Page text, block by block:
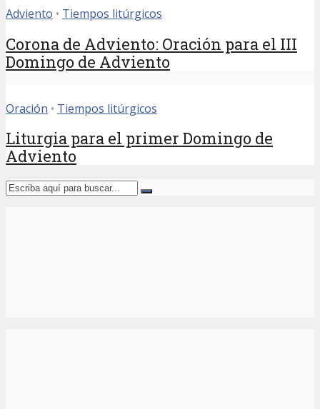
Adviento • Tiempos litúrgicos
Corona de Adviento: Oración para el III
Domingo de Adviento
Oración • Tiempos litúrgicos
Liturgia para el primer Domingo de
Adviento